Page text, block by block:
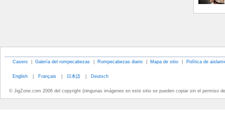
Casero | Galería del rompecabezas | Rompecabezas diario | Mapa de sitio | Política de
English | Français | 日本語 | Deutsch
© JigZone.com 2006 del copyright (ningunas imágenes en este sitio se pueden copiar sin el permiso